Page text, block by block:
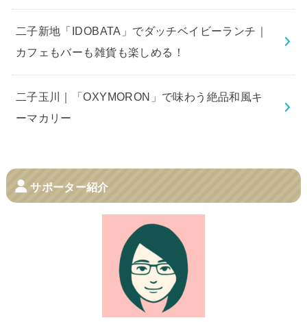
二子新地「IDOBATA」でダッチベイビーランチ｜
カフェもバーも雑貨も楽しめる！
二子玉川｜「OXYMORON」で味わう絶品和風キ
ーマカリー
サポーター紹介